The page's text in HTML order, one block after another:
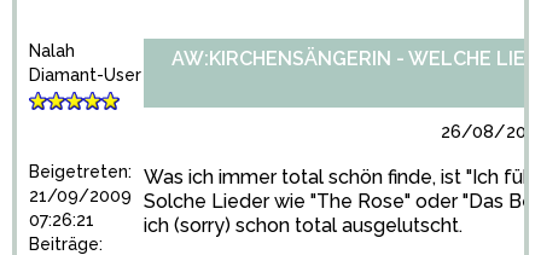
Nalah
Diamant-User
Beigetreten:
21/09/2009
07:26:21
Beiträge:
AW:KIRCHENSÄNGERIN - WELCHE
26/08/
Was ich immer total schön finde, ist "Ich fühl
Solche Lieder wie "The Rose" oder "Das
ich (sorry) schon total ausgelutscht.